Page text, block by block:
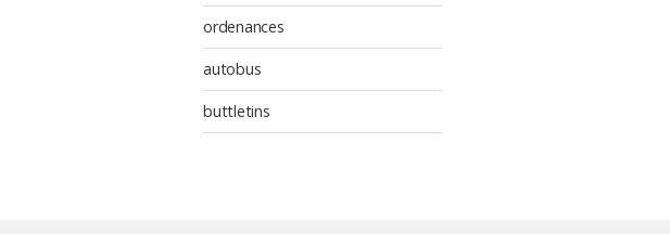
ordenances
autobus
buttletins